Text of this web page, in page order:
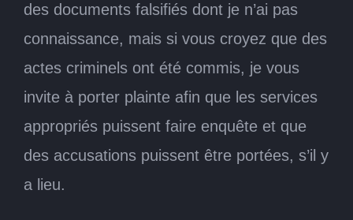
des documents falsifiés dont je n’ai pas
connaissance, mais si vous croyez que des
actes criminels ont été commis, je vous
invite à porter plainte afin que les services
appropriés puissent faire enquête et que
des accusations puissent être portées, s’il y
a lieu.